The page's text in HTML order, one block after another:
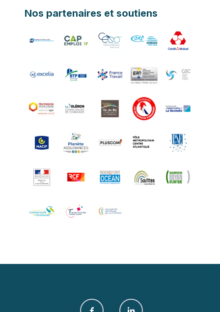
Nos partenaires et soutiens